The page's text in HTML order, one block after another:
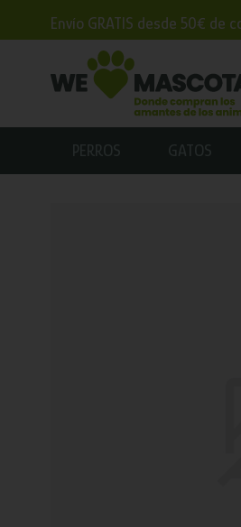
Envío GRATIS desde 50€ de
PERROS GATOS